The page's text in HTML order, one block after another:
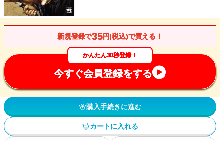
新規登録で35円(税込)で買える！
かんたん30秒登録！
今すぐ会員登録をする
購入手続きに進む
カートに入れる